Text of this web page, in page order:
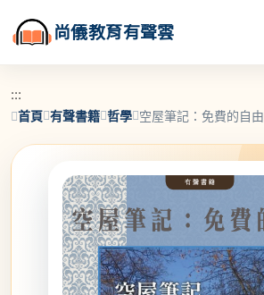
尚儀教育有聲雲
:::
首頁 有聲書籍 哲學 空屋筆記：免費的自由